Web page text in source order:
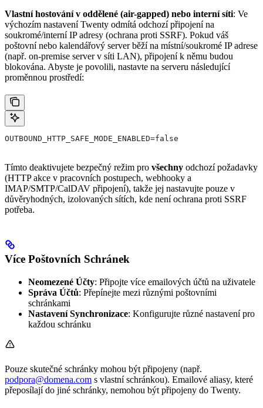
Vlastní hostování v oddělené (air-gapped) nebo interní síti: Ve
výchozím nastavení Twenty odmítá odchozí připojení na
soukromé/interní IP adresy (ochrana proti SSRF). Pokud váš
poštovní nebo kalendářový server běží na místní/soukromé IP adrese
(např. on-premise server v síti LAN), připojení k němu budou
blokována. Abyste je povolili, nastavte na serveru následující
proměnnou prostředí:
OUTBOUND_HTTP_SAFE_MODE_ENABLED=false
Tímto deaktivujete bezpečný režim pro všechny odchozí požadavky
(HTTP akce v pracovních postupech, webhooky a
IMAP/SMTP/CalDAV připojení), takže jej nastavujte pouze v
důvěryhodných, izolovaných sítích, kde není ochrana proti SSRF
potřeba.
Více Poštovních Schránek
Neomezené Účty: Připojte více emailových účtů na uživatele
Správa Účtů: Přepínejte mezi různými poštovními
schránkami
Nastavení Synchronizace: Konfigurujte různé nastavení pro
každou schránku
Pouze skutečné schránky mohou být připojeny (např.
podpora@domena.com s vlastní schránkou). Emailové aliasy, které
přeposílají do jiné schránky, nemohou být připojeny do Twenty.